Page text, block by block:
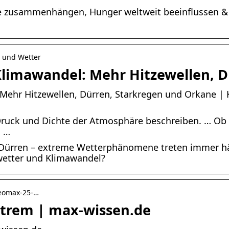
Hunger weltweit beeinflussen
und Wetter
Mehr Hitzewellen,
Hitzewellen, Dürren, Starkregen und Orkane
und Dichte der Atmosphäre beschreiben. …
…
– extreme Wetterphänomene treten immer
und Klimawandel?
25-…
| max-wissen.de